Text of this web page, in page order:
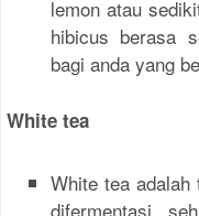
lemon atau
hibicus berasa
bagi anda yang
White tea
White tea
difermentasi